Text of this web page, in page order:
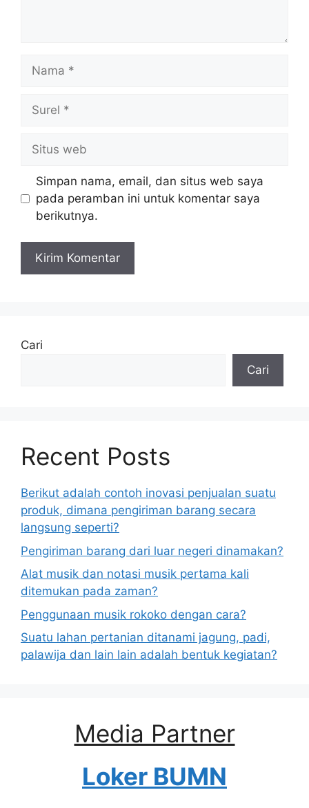
web
Simpan nama, email, dan situs web saya
pada peramban ini untuk komentar saya
berikutnya.
Cari
Cari
Recent Posts
Berikut adalah contoh inovasi penjualan suatu
produk, dimana pengiriman barang secara
langsung seperti?
Pengiriman barang dari luar negeri dinamakan?
Alat musik dan notasi musik pertama kali
ditemukan pada zaman?
Penggunaan musik rokoko dengan cara?
Suatu lahan pertanian ditanami jagung, padi,
palawija dan lain lain adalah bentuk kegiatan?
Media Partner
Loker BUMN